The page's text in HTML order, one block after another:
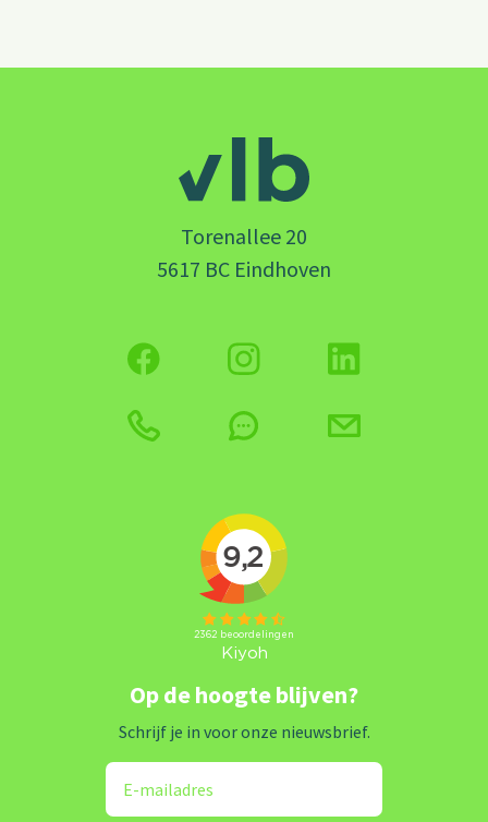
Torenallee 20
5617 BC Eindhoven
Op de hoogte blijven?
Schrijf je in voor onze nieuwsbrief.